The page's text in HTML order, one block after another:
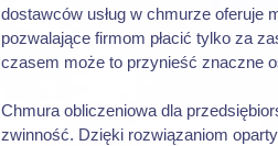
dostawców usług w chmurze oferuje
pozwalające firmom płacić tylko za
czasem może to przynieść znaczne
Chmura obliczeniowa dla
zwinność. Dzięki rozwiązaniom